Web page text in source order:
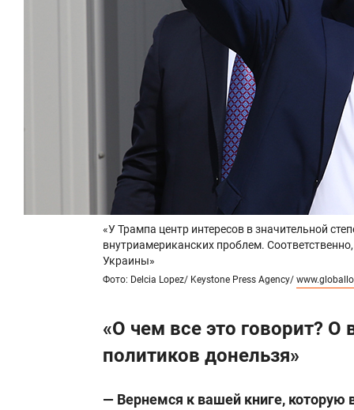
«У Трампа центр интересов в значительной
внутриамериканских проблем.
Украины»
Фото: Delcia Lopez/ Keystone Press Agency/
«О чем все это говорит?
политиков донельзя»
— Вернемся к вашей книге, которую